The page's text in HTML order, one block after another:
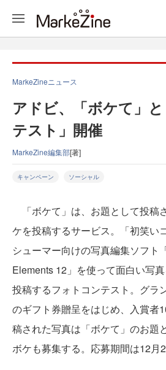
MarkeZineニュース
アドビ、「ボケて」
テスト」開催
MarkeZine編集部[著]
キャンペーン ソーシャル
「ボケて」は、お題として投稿
ケを投稿するサービス。「初笑い
シューマー向けの写真編集ソフト
Elements 12」を使って面白い写
投稿するフォトコンテスト。グラ
のギフト券贈呈をはじめ、入賞者
稿された写真は「ボケて」のお題
ボケも募集する。応募期間は12月2